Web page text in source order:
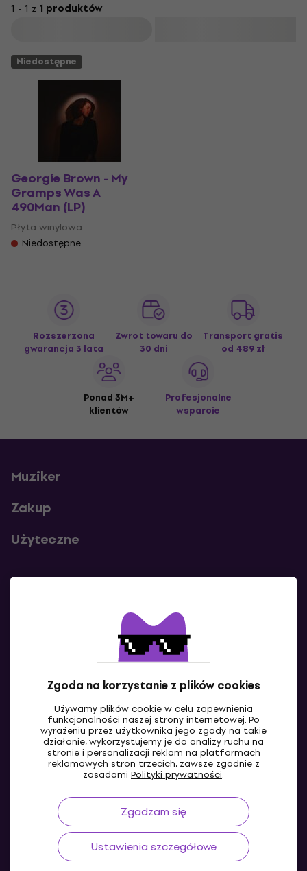
Zgoda na korzystanie z plików cookies
Używamy plików cookie w celu zapewnienia
funkcjonalności naszej strony internetowej. Po
wyrażeniu przez użytkownika jego zgody na takie
działanie, wykorzystujemy je do analizy ruchu na
stronie i personalizacji reklam na platformach
reklamowych stron trzecich, zawsze zgodnie z
zasadami Polityki prywatności.
Zgadzam się
Ustawienia szczegółowe
1 - 1 z 1 produktów
Niedostępne
Georgie Brown - My
Gramps Was A
490Man (LP)
Płyta winylowa
Niedostępne
Rozszerzona
gwarancja 3 lata
Zwrot towaru do
30 dni
Transport gratis
od 489 zł
Ponad 3M+
klientów
Profesjonalne
wsparcie
Muziker
Zakup
Użyteczne
Skontaktuj się z nami
PL